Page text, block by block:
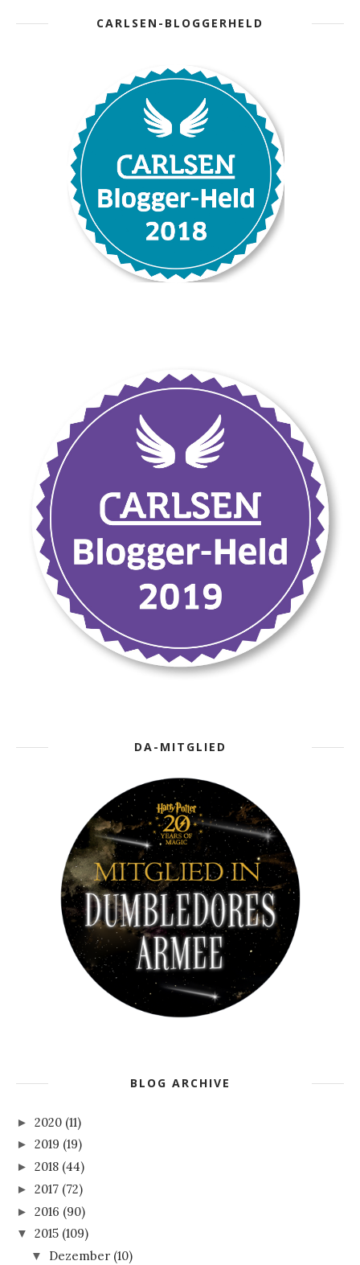
CARLSEN-BLOGGERHELD
DA-MITGLIED
BLOG ARCHIVE
► 2020 (11)
► 2019 (19)
► 2018 (44)
► 2017 (72)
► 2016 (90)
▼ 2015 (109)
▼ Dezember (10)